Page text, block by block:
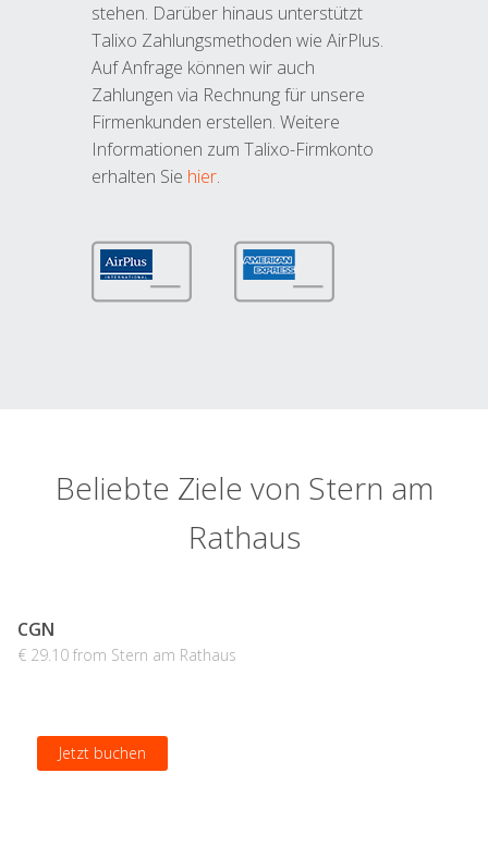
stehen. Darüber hinaus unterstützt
Talixo Zahlungsmethoden wie AirPlus.
Auf Anfrage können wir auch
Zahlungen via Rechnung für unsere
Firmenkunden erstellen. Weitere
Informationen zum Talixo-Firmkonto
erhalten Sie hier.
Beliebte Ziele von Stern am
Rathaus
CGN
€ 29.10 from Stern am Rathaus
Jetzt buchen